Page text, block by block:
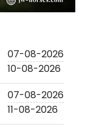
07-08-2026
10-08-2026
07-08-2026
11-08-2026